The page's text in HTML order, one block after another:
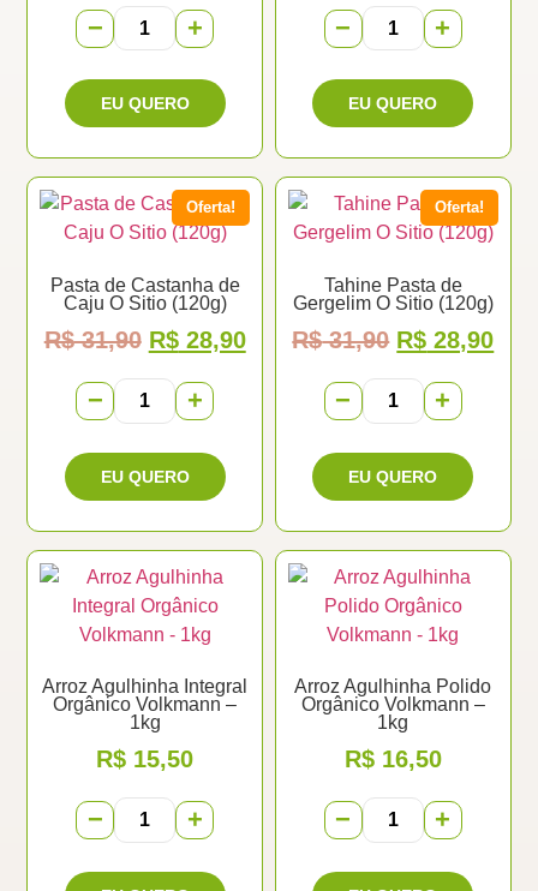
− + − +
Oferta!
Pasta de Castanha de
Caju O Sitio (120g)
R$31,90 R$28,90
− +
Oferta!
Tahine Pasta de
Gergelim O Sitio (120g)
R$31,90 R$ 28,90
− +
Arroz Agulhinha Integral
Orgânico Volkmann –
1kg
R$ 15,50
− +
Arroz Agulhinha Polido
Orgânico Volkmann –
1kg
R$16,50
− +